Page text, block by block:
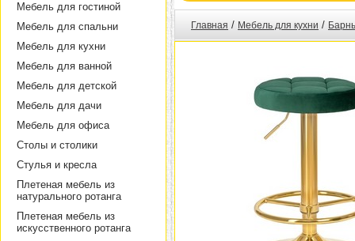
Мебель для гостиной
Мебель для спальни
Мебель для кухни
Мебель для ванной
Мебель для детской
Мебель для дачи
Мебель для офиса
Столы и столики
Стулья и кресла
Плетеная мебель из
натурального ротанга
Плетеная мебель из
искусственного ротанга
Главная / Мебель для кухни /